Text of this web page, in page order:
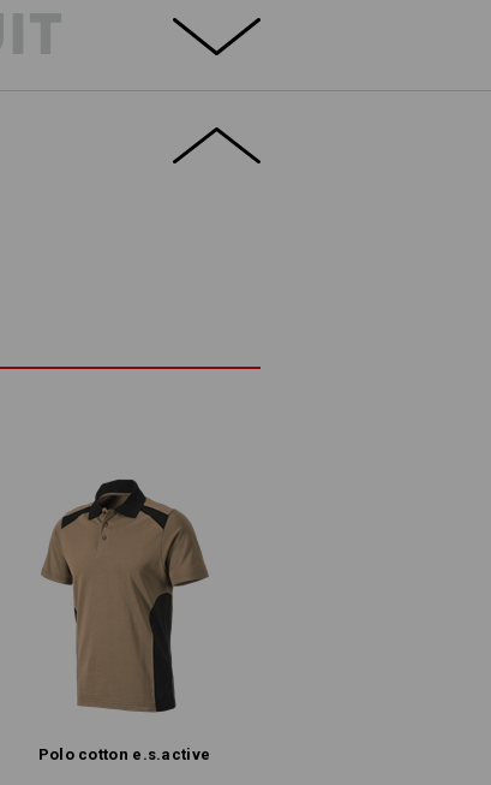
choisir la taille:
Polo cotton e.s.​active